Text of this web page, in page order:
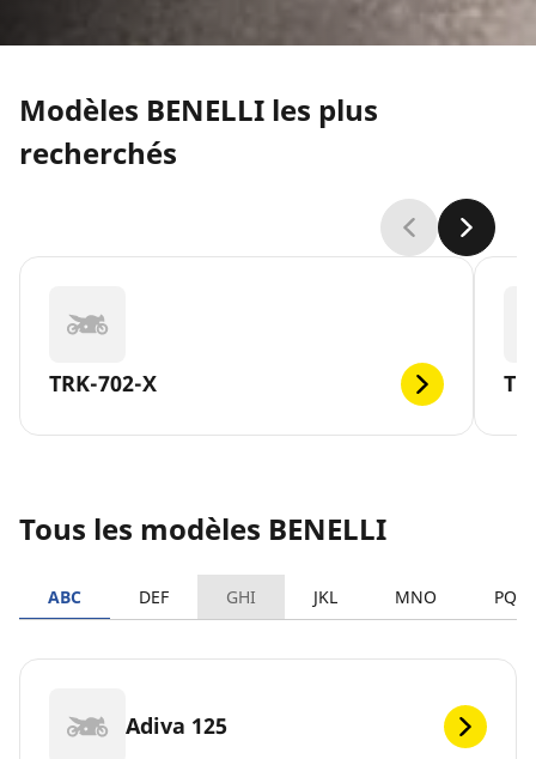
Modèles BENELLI les plus
recherchés
TRK-702-X
Tous les modèles BENELLI
ABC DEF GHI JKL MNO PQRS
Adiva 125